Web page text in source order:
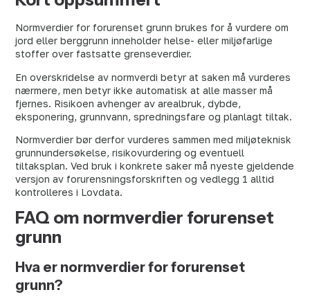
Normverdier for forurenset grunn brukes for å vurdere om
jord eller berggrunn inneholder helse- eller miljøfarlige
stoffer over fastsatte grenseverdier.
En overskridelse av normverdi betyr at saken må vurderes
nærmere, men betyr ikke automatisk at alle masser må
fjernes. Risikoen avhenger av arealbruk, dybde,
eksponering, grunnvann, spredningsfare og planlagt tiltak.
Normverdier bør derfor vurderes sammen med miljøteknisk
grunnundersøkelse, risikovurdering og eventuell
tiltaksplan. Ved bruk i konkrete saker må nyeste gjeldende
versjon av forurensningsforskriften og vedlegg 1 alltid
kontrolleres i Lovdata.
FAQ om normverdier forurenset
grunn
Hva er normverdier for forurenset
grunn?